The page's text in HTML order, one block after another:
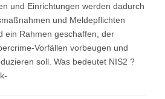
und Einrichtungen werden dadurch
und Meldepflichten
ein Rahmen geschaffen, der
Vorfällen vorbeugen und
soll. Was bedeutet NIS2 ?